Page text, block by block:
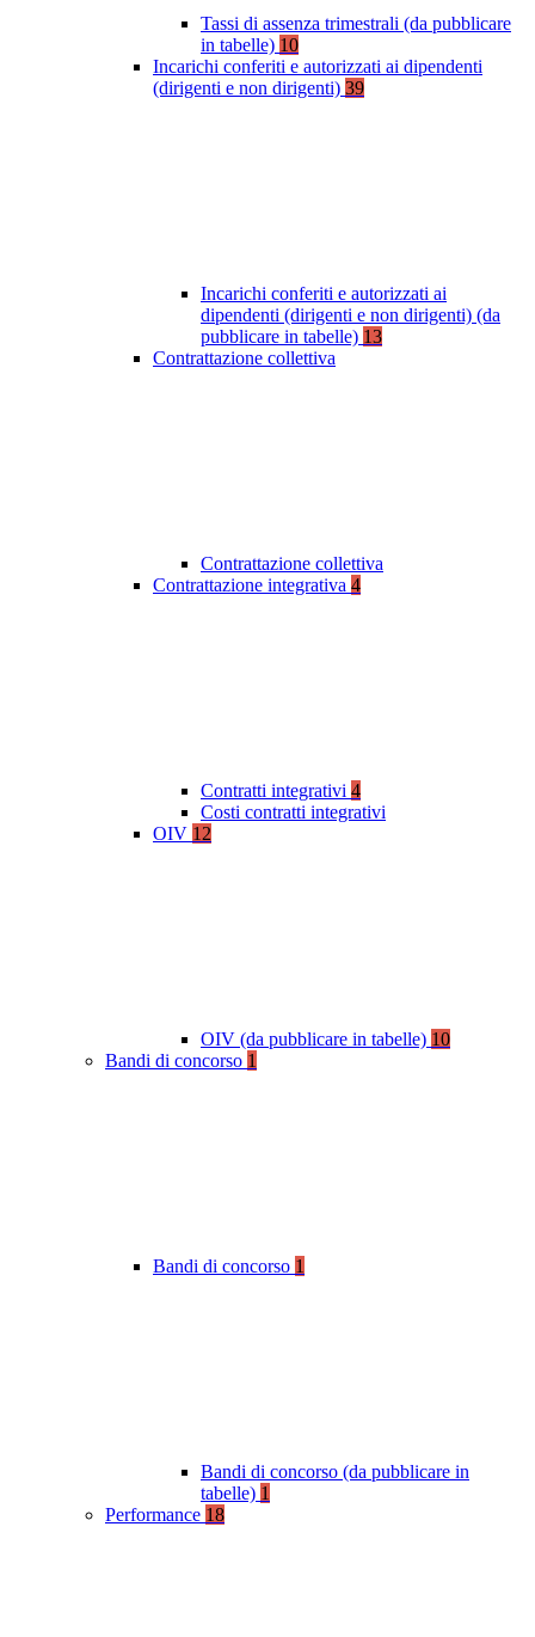
Tassi di assenza trimestrali (da pubblicare
in tabelle) 10
Incarichi conferiti e autorizzati ai dipendenti
(dirigenti e non dirigenti) 39
Incarichi conferiti e autorizzati ai
dipendenti (dirigenti e non dirigenti) (da
pubblicare in tabelle) 13
Contrattazione collettiva
Contrattazione collettiva
Contrattazione integrativa 4
Contratti integrativi 4
Costi contratti integrativi
OIV 12
OIV (da pubblicare in tabelle) 10
Bandi di concorso 1
Bandi di concorso 1
Bandi di concorso (da pubblicare in
tabelle) 1
Performance 18